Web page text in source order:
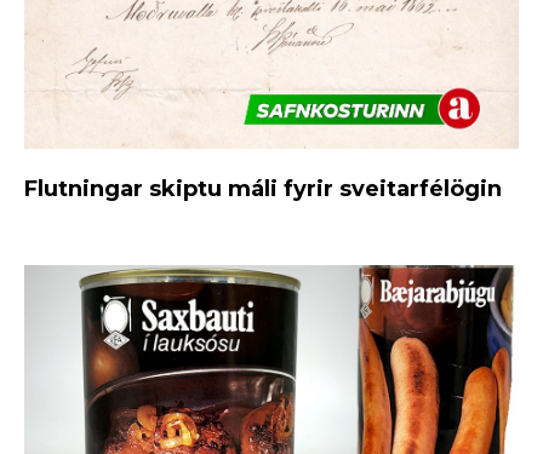
Flutningar skiptu máli fyrir sveitarfélögin